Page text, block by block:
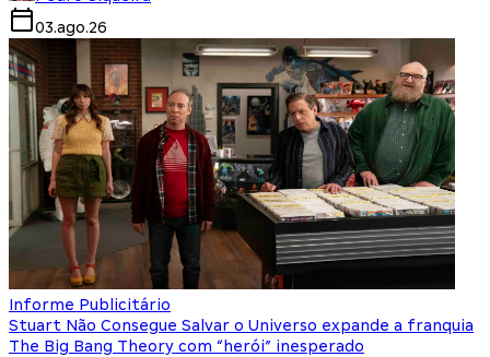
03.ago.26
Informe Publicitário
Stuart Não Consegue Salvar o Universo expande a franquia
The Big Bang Theory com “herói” inesperado